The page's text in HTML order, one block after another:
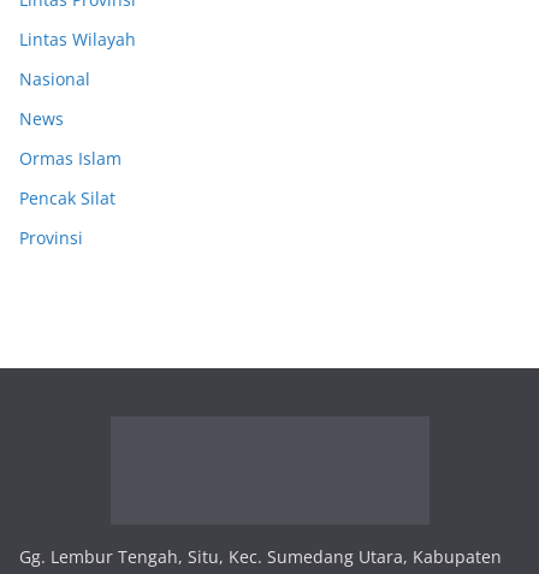
Lintas Wilayah
Nasional
News
Ormas Islam
Pencak Silat
Provinsi
Gg. Lembur Tengah, Situ, Kec. Sumedang Utara, Kabupaten